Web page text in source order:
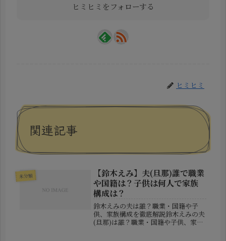
ヒミヒミをフォローする
ヒミヒミ
関連記事
未分類
【鈴木えみ】夫(旦那)誰で職業
や国籍は？子供は何人で家族
構成は？
鈴木えみの夫は誰？職業・国籍や子
供、家族構成を徹底解説鈴木えみの夫
(旦那)は誰？職業・国籍や子供、家族